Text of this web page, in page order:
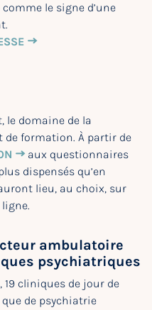
le signe d’une
le domaine de la
de formation. À partir de
aux questionnaires
dispensés qu’en
lieu, au choix, sur
ambulatoire
psychiatriques
19 cliniques de jour de
de psychiatrie